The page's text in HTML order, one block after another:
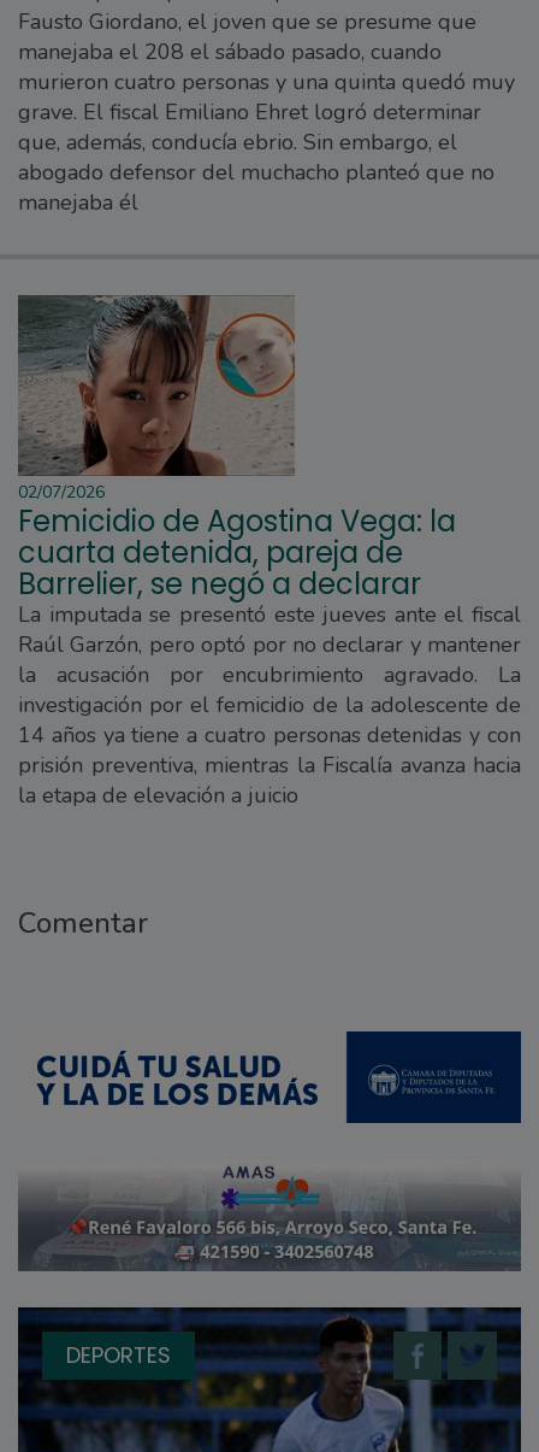
Fausto Giordano, el joven que se presume que
manejaba el 208 el sábado pasado, cuando
murieron cuatro personas y una quinta quedó muy
grave. El fiscal Emiliano Ehret logró determinar
que, además, conducía ebrio. Sin embargo, el
abogado defensor del muchacho planteó que no
manejaba él
02/07/2026
Femicidio de Agostina Vega: la
cuarta detenida, pareja de
Barrelier, se negó a declarar
La imputada se presentó este jueves ante el fiscal
Raúl Garzón, pero optó por no declarar y mantener
la acusación por encubrimiento agravado. La
investigación por el femicidio de la adolescente de
14 años ya tiene a cuatro personas detenidas y con
prisión preventiva, mientras la Fiscalía avanza hacia
la etapa de elevación a juicio
Comentar
DEPORTES